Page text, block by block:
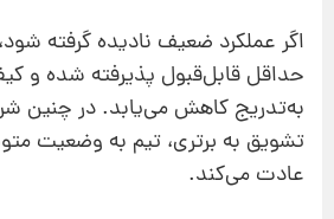
اگر عملکرد ضعیف نادیده گرفته
حداقل قابل‌قبول پذیرفته شده و
به‌تدریج کاهش می‌یابد. در چنین
تشویق به برتری، تیم به وضعیت
عادت می‌کند.